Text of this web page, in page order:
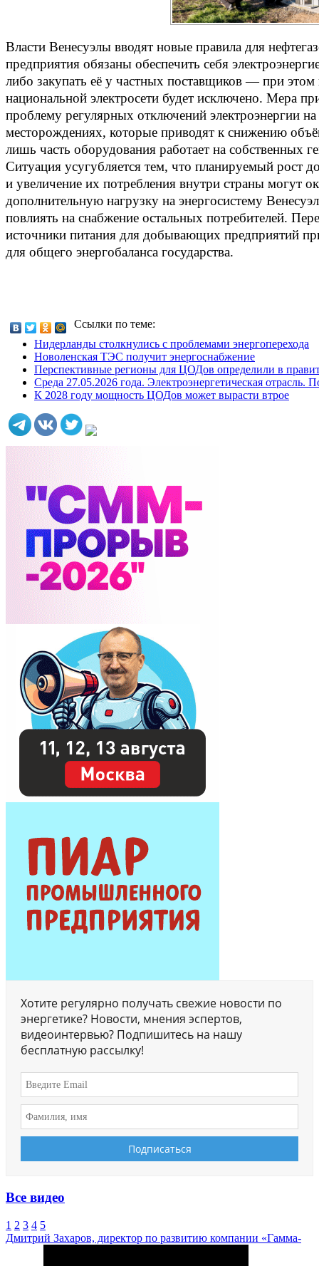
Власти Венесуэлы вводят новые правила для
предприятия обязаны обеспечить себя
либо закупать её у частных поставщиков — при
национальной электросети будет исключено. Мера
проблему регулярных отключений электроэнергии
месторождениях, которые приводят к снижению
лишь часть оборудования работает на собственных
Ситуация усугубляется тем, что планируемый рост
и увеличение их потребления внутри страны могут
дополнительную нагрузку на энергосистему
повлиять на снабжение остальных потребителей.
источники питания для добывающих предприятий
для общего энергобаланса государства.
Ссылки по теме:
Нидерланды столкнулись с проблемами энергоперехода
Новоленская ТЭС получит энергоснабжение
Перспективные регионы для ЦОДов определили в
Среда 27.05.2026 года. Электроэнергетическая отрасль.
К 2028 году мощность ЦОДов может вырасти втрое
Хотите регулярно получать свежие новости по
энергетике? Новости, мнения эспертов,
видеоинтервью? Подпишитесь на нашу
бесплатную рассылку!
Все видео
1 2 3 4 5
Дмитрий Захаров, директор по развитию компании «Гамма-